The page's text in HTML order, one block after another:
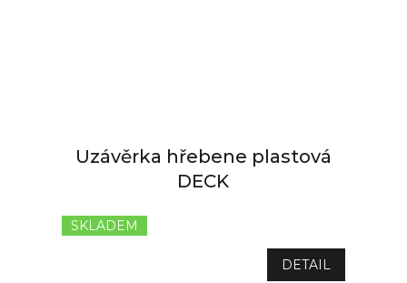
Uzávěrka hřebene plastová
DECK
SKLADEM
DETAIL